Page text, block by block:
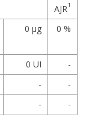
AJR1
0 µg 0 %
0 UI
-
-
-
-
-